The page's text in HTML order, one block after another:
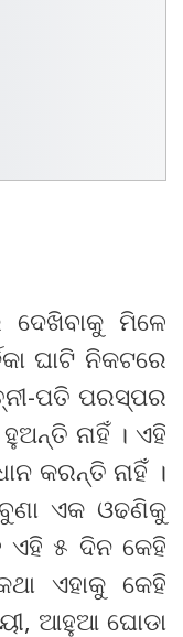
ମିଳେ
ଘାଟି ନିକଟରେ
ପତି ପରସ୍ପର
ନାହିଁ । ଏହି
କରନ୍ତି ନାହିଁ ।
ଏକ ଓଢଣିକୁ
ଏହି ୫ ଦିନ କେହି
ଏହାକୁ କେହି
ଆହୁଆ ଘୋଡା